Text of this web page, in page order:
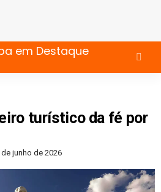
turístico da fé por
de junho de 2026